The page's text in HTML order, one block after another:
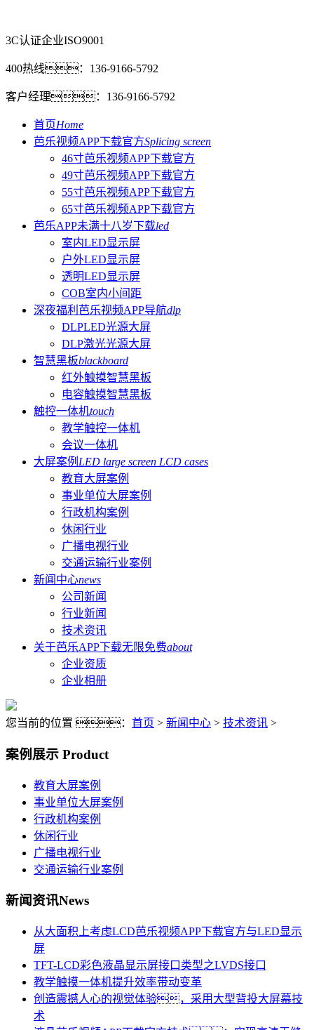
3C认证企业ISO9001
400热线： 136-9166-5792
客户经理： 136-9166-5792
首页Home
芭乐视频APP下载官方Splicing screen
46寸芭乐视频APP下载官方
49寸芭乐视频APP下载官方
55寸芭乐视频APP下载官方
65寸芭乐视频APP下载官方
芭乐APP未满十八岁下载led
室内LED显示屏
户外LED显示屏
透明LED显示屏
COB室内小间距
深夜福利芭乐视频APP导航dlp
DLPLED光源大屏
DLP激光光源大屏
智慧黑板blackboard
红外触摸智慧黑板
电容触摸智慧黑板
触控一体机touch
教学触控一体机
会议一体机
大屏案例 LED large screen LCD cases
教育大屏案例
事业单位大屏案例
行政机构案例
休闲行业
广播电视行业
交通运输行业案例
新闻中心news
公司新闻
行业新闻
技术资讯
关于芭乐APP下载无限免费about
企业资质
企业相册
您当前的位置 ： 首页 > 新闻中心 > 技术资讯 >
案例展示 Product
教育大屏案例
事业单位大屏案例
行政机构案例
休闲行业
广播电视行业
交通运输行业案例
新闻资讯News
从大面积上考虑LCD芭乐视频APP下载官方与LED显示
屏
TFT-LCD彩色液晶显示屏接口类型之LVDS接口
教学触摸一体机提升效率带动变革
创造震撼人心的视觉体验，采用大型背投大屏幕技
术